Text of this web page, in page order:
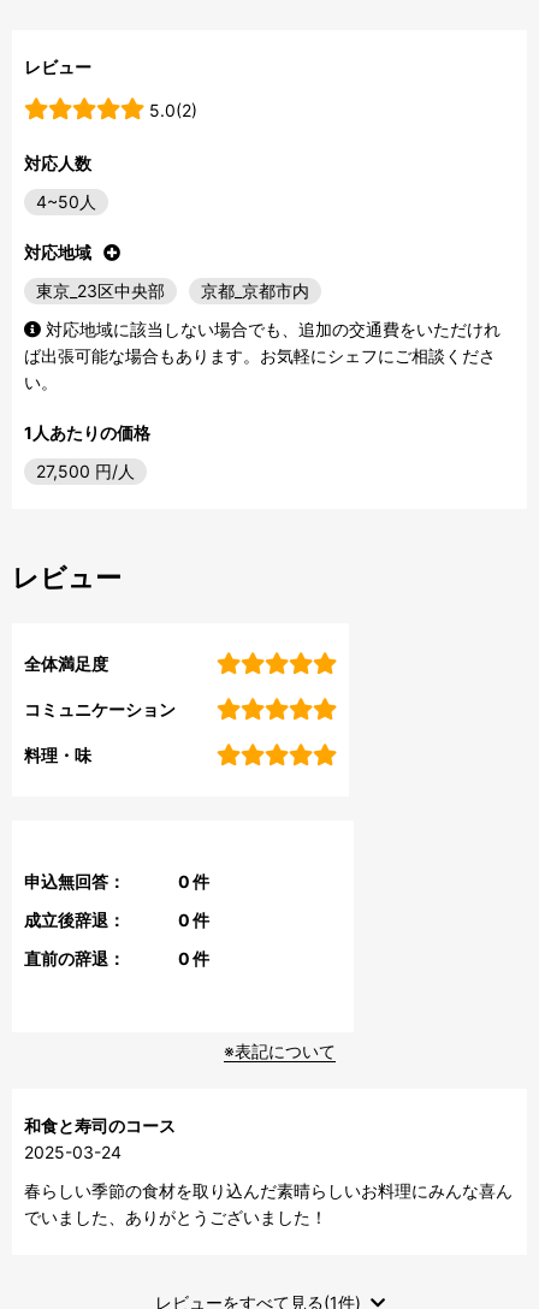
レビュー
5.0(2)
対応人数
4~50人
対応地域
東京_23区中央部
京都_京都市内
対応地域に該当しない場合でも、追加の交通費をいただけれ
ば出張可能な場合もあります。お気軽にシェフにご相談くださ
い。
1人あたりの価格
27,500 円/人
レビュー
全体満足度
コミュニケーション
料理・味
申込無回答： 0件
成立後辞退：
0件
直前の辞退：
0件
※表記について
和食と寿司のコース
2025-03-24
春らしい季節の食材を取り込んだ素晴らしいお料理にみんな喜ん
でいました、ありがとうございました！
レビューをすべて見る(1件)